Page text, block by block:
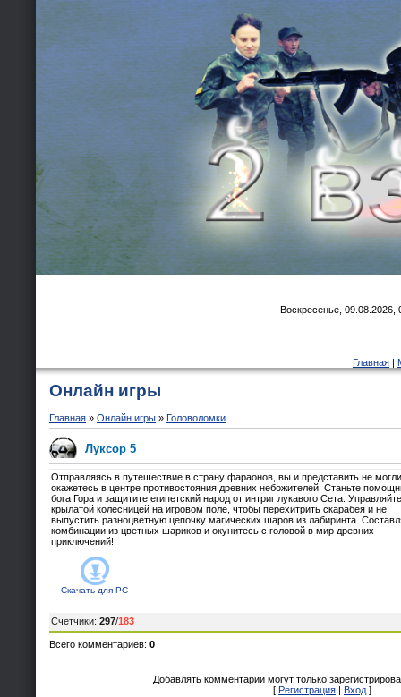
Воскресенье,
Главная
Онлайн игры
Главная » Онлайн игры » Головоломки
Луксор 5
Отправляясь в путешествие в страну фараонов, вы и представить не
окажетесь в центре противостояния древних небожителей. Станьте
бога Гора и защитите египетский народ от интриг лукавого Сета. Управляйте
крылатой колесницей на игровом поле, чтобы перехитрить скарабея и не
выпустить разноцветную цепочку магических шаров из лабиринта.
комбинации из цветных шариков и окунитесь с головой в мир древних
приключений!
Скачать для PC
Счетчики: 297/183
Всего комментариев: 0
Добавлять комментарии могут только
[ Регистрация | Вход ]